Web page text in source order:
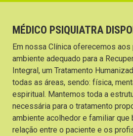
MÉDICO PSIQUIATRA
Em nossa Clínica oferecemos aos
ambiente adequado para a
Integral, um Tratamento
todas as áreas, sendo: física,
espiritual. Mantemos toda a
necessária para o tratamento
ambiente acolhedor e familiar que
relação entre o paciente e os